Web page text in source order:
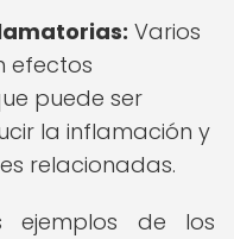
Varios
efectos
puede ser
la inflamación y
relacionadas.
ejemplos de los